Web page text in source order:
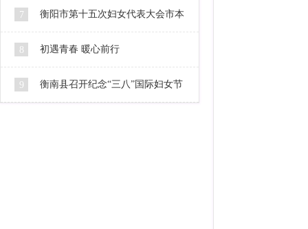
7 衡阳市第十五次妇女代表大会市本
级代表人选公示
8 初遇青春 暖心前行
9 衡南县召开纪念“三八”国际妇女节